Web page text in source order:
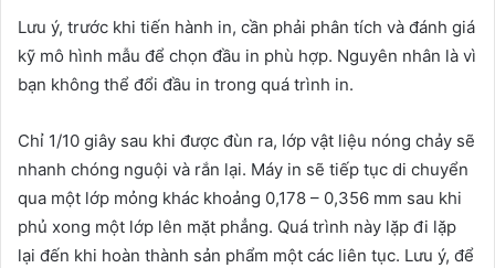
Lưu ý, trước khi tiến hành in, cần phải phân tích và đánh giá
kỹ mô hình mẫu để chọn đầu in phù hợp. Nguyên nhân là vì
bạn không thể đổi đầu in trong quá trình in.
Chỉ 1/10 giây sau khi được đùn ra, lớp vật liệu nóng chảy sẽ
nhanh chóng nguội và rắn lại. Máy in sẽ tiếp tục di chuyển
qua một lớp mỏng khác khoảng 0,178 – 0,356 mm sau khi
phủ xong một lớp lên mặt phẳng. Quá trình này lặp đi lặp
lại đến khi hoàn thành sản phẩm một các liên tục. Lưu ý, để